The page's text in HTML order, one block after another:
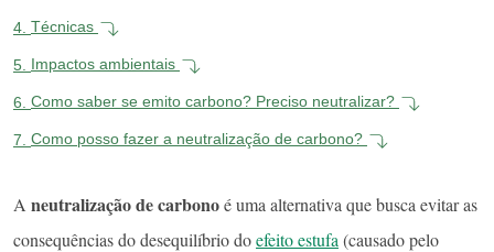
4. Técnicas
5. Impactos ambientais
6. Como saber se emito carbono? Preciso neutralizar?
7. Como posso fazer a neutralização de carbono?
A neutralização de carbonoé uma alternativa que busca evitar as
consequências do desequilíbrio doefeito estufa (causado pelo